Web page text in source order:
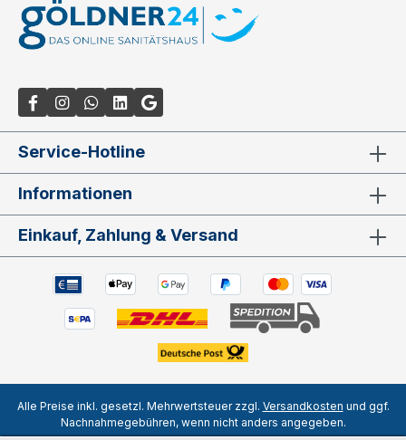
Service-Hotline
Informationen
Einkauf, Zahlung & Versand
Alle Preise inkl. gesetzl. Mehrwertsteuer zzgl. Versandkosten und ggf.
Nachnahmegebühren, wenn nicht anders angegeben.